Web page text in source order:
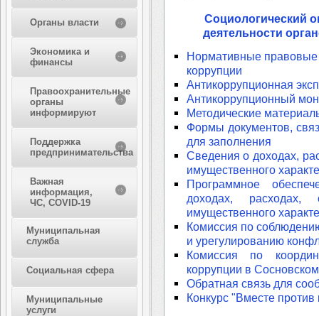
Органы власти
Экономика и
финансы
Правоохранительные
органы
информируют
Поддержка
предпринимательства
Важная
информация,
ЧС, COVID-19
Муниципальная
служба
Социальная сфера
Муниципальные
услуги
Социологический
деятельности
Нормативные
коррупции
Антикоррупционная
Антикоррупционный
Методические
Формы документов,
для заполнения
Сведения о доходах,
имущественного
Программное
доходах, расходах,
имущественного
Комиссия по
и урегулированию
Комиссия по
коррупции в
Обратная связь для
Конкурс "Вместе против